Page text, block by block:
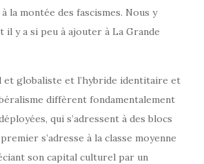
la montée des fascismes. Nous y
il y a si peu à ajouter à La Grande
et globaliste et l’hybride identitaire et
diffèrent fondamentalement
qui s’adressent à des blocs
s’adresse à la classe moyenne
son capital culturel par un